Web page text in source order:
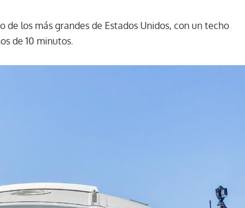
de los más grandes de Estados Unidos, con un techo
de 10 minutos.